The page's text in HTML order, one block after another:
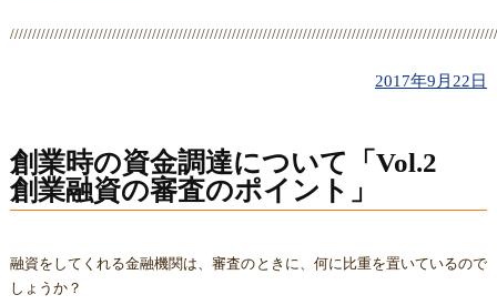
2017年9月22日
創業時の資金調達について「Vol.2
創業融資の審査のポイント」
融資をしてくれる金融機関は、審査のときに、何に比重を置いているので
しょうか？